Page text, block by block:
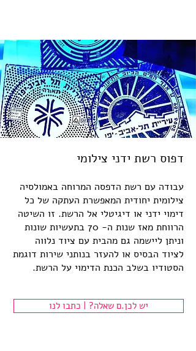
דפוס רשת ידני צילומי
עבודה עם רשת הדפסה המרוחה באמולסיה
צילומית יחודית המאפשרת העתקה של כל
דימוי ידני או דיגיטלי אל הרשת. זו השיטה
הרווחת מאז שנות ה- 70 בתעשיות שונות
וניתן ליישמה גם מהבית עם ציוד נלווה
לציוד הבסיס או להעזר בנותני שירות דוגמת
הסטודיו בשלב הכנת הדימוי על הרשת.
יש לכן.ם שאלה? | כתבו לנו